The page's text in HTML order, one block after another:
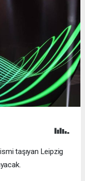
taşıyan Leipzig